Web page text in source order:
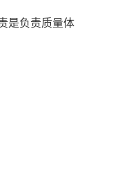
是负责质量体